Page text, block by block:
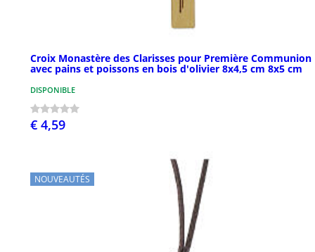
Croix Monastère des Clarisses pour Première Communion
avec pains et poissons en bois d'olivier 8x4,5 cm 8x5 cm
DISPONIBLE
€ 4,59
NOUVEAUTÉS